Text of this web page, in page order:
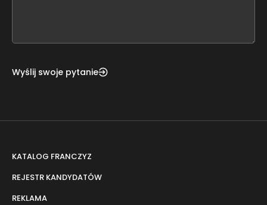
Wyślij swoje pytanie
KATALOG FRANCZYZ
REJESTR KANDYDATÓW
REKLAMA